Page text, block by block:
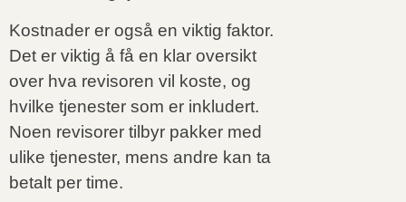
Kostnader er også en viktig faktor.
Det er viktig å få en klar oversikt
over hva revisoren vil koste, og
hvilke tjenester som er inkludert.
Noen revisorer tilbyr pakker med
ulike tjenester, mens andre kan ta
betalt per time.